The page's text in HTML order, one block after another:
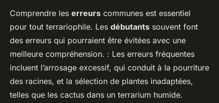
Comprendre les erreurs communes est essentiel
pour tout terrariophile. Les débutants souvent font
des erreurs qui pourraient être évitées avec une
meilleure compréhension. : Les erreurs fréquentes
incluent l’arrosage excessif, qui conduit à la pourriture
des racines, et la sélection de plantes inadaptées,
telles que les cactus dans un terrarium humide.